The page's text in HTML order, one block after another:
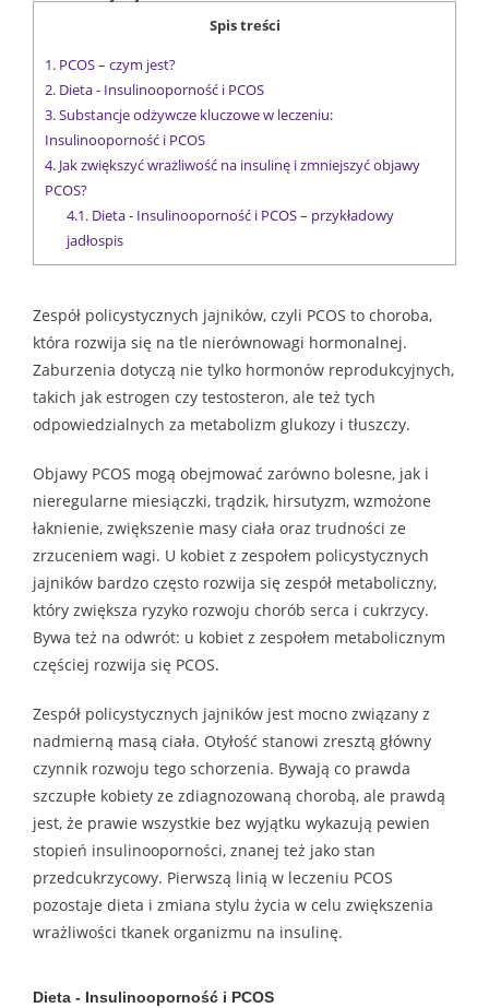
Spis treści
1. PCOS – czym jest?
2. Dieta - Insulinooporność i PCOS
3.Substancje odżywcze kluczowe w leczeniu:
Insulinooporność i PCOS
4. Jak zwiększyć wrażliwość na insulinę i zmniejszyć objawy
PCOS?
4.1.Dieta - Insulinooporność i PCOS – przykładowy
jadłospis
Zespół policystycznych jajników, czyli PCOS to choroba,
która rozwija się na tle nierównowagi hormonalnej.
Zaburzenia dotyczą nie tylko hormonów reprodukcyjnych,
takich jak estrogen czy testosteron, ale też tych
odpowiedzialnych za metabolizm glukozy i tłuszczy.
Objawy PCOS mogą obejmować zarówno bolesne, jak i
nieregularne miesiączki, trądzik, hirsutyzm, wzmożone
łaknienie, zwiększenie masy ciała oraz trudności ze
zrzuceniem wagi. U kobiet z zespołem policystycznych
jajników bardzo często rozwija się zespół metaboliczny,
który zwiększa ryzyko rozwoju chorób serca i cukrzycy.
Bywa też na odwrót: u kobiet z zespołem metabolicznym
częściej rozwija się PCOS.
Zespół policystycznych jajników jest mocno związany z
nadmierną masą ciała. Otyłość stanowi zresztą główny
czynnik rozwoju tego schorzenia. Bywają co prawda
szczupłe kobiety ze zdiagnozowaną chorobą, ale prawdą
jest, że prawie wszystkie bez wyjątku wykazują pewien
stopień insulinooporności, znanej też jako stan
przedcukrzycowy. Pierwszą linią w leczeniu PCOS
pozostaje dieta i zmiana stylu życia w celu zwiększenia
wrażliwości tkanek organizmu na insulinę.
Dieta - Insulinooporność i PCOS